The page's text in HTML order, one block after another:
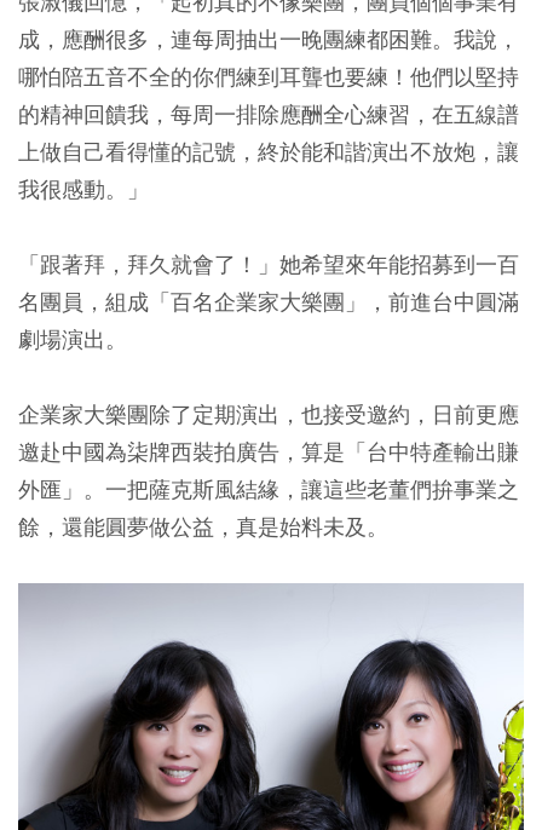
成，應酬很多，連每周抽出一晚團練都困難。我說，
哪怕陪五音不全的你們練到耳聾也要練！他們以堅持
的精神回饋我，每周一排除應酬全心練習，在五線譜
上做自己看得懂的記號，終於能和諧演出不放炮，讓
我很感動。」
「跟著拜，拜久就會了！」她希望來年能招募到一百
名團員，組成「百名企業家大樂團」，前進台中圓滿
劇場演出。
企業家大樂團除了定期演出，也接受邀約，日前更應
邀赴中國為柒牌西裝拍廣告，算是「台中特產輸出賺
外匯」。一把薩克斯風結緣，讓這些老董們拚事業之
餘，還能圓夢做公益，真是始料未及。